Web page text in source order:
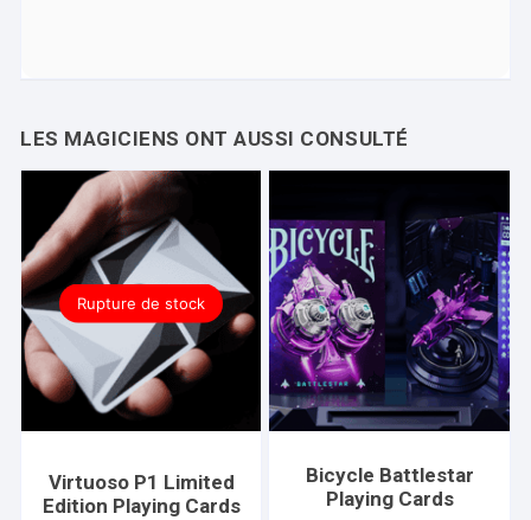
Rupture de stock
Virtuoso P1 Limited
Edition Playing Cards
Bicycle Battlestar
Playing Cards